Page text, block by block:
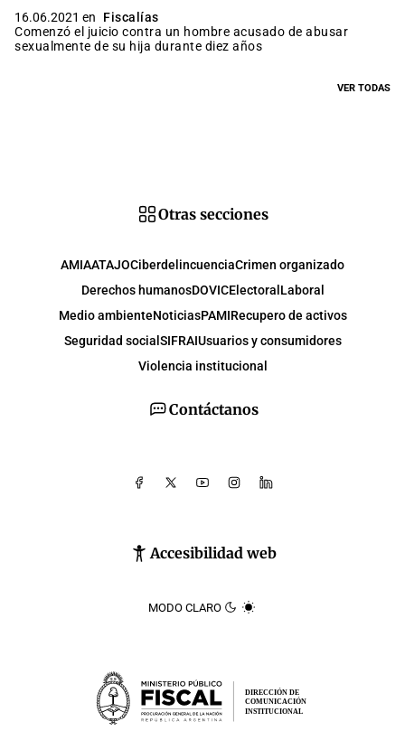
16.06.2021 en
Fiscalías
Comenzó el juicio contra un hombre acusado de abusar
sexualmente de su hija durante diez años
VER TODAS
Contáctanos
Accesibilidad web
MODO CLARO
Otras secciones
AMIAATAJOCiberdelincuenciaCrimen organizado
Derechos humanosDOVICElectoral Laboral
Medio ambienteNoticiasPAMIRecupero de activos
Seguridad social SIFRAIUsuarios y consumidores
Violencia institucional
DIRECCIÓN DE
COMUNICACIÓN
INSTITUCIONAL